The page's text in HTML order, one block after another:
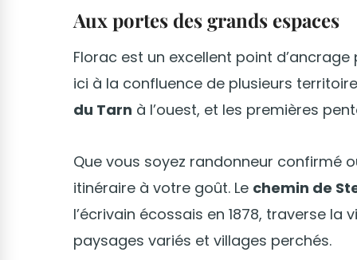
Aux portes des grands espaces
Florac est un excellent point
ici à la confluence de plusieurs
du Tarn à l’ouest, et les premières
Que vous soyez randonneur confirmé
itinéraire à votre goût. Le chemin de
l’écrivain écossais en 1878, traverse
paysages variés et villages perchés.